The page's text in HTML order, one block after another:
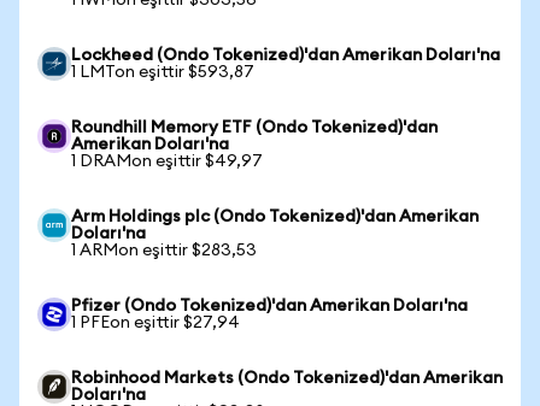
Lockheed (Ondo Tokenized)'dan Amerikan Doları'na
1 LMTon eşittir $593,87
Roundhill Memory ETF (Ondo Tokenized)'dan
Amerikan Doları'na
1 DRAMon eşittir $49,97
Arm Holdings plc (Ondo Tokenized)'dan Amerikan
Doları'na
1 ARMon eşittir $283,53
Pfizer (Ondo Tokenized)'dan Amerikan Doları'na
1 PFEon eşittir $27,94
Robinhood Markets (Ondo Tokenized)'dan Amerikan
Doları'na